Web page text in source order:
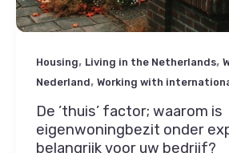
Housing, Living in the Netherlands,
Nederland, Working with
De ’thuis’ factor; waarom is
eigenwoningbezit onder
belangrijk voor uw bedrijf?